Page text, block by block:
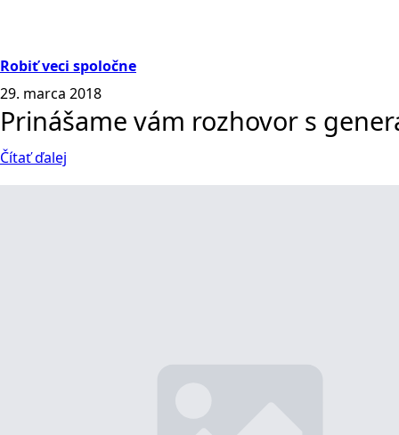
Robiť veci spoločne
29. marca 2018
Prinášame vám rozhovor s
Čítať ďalej